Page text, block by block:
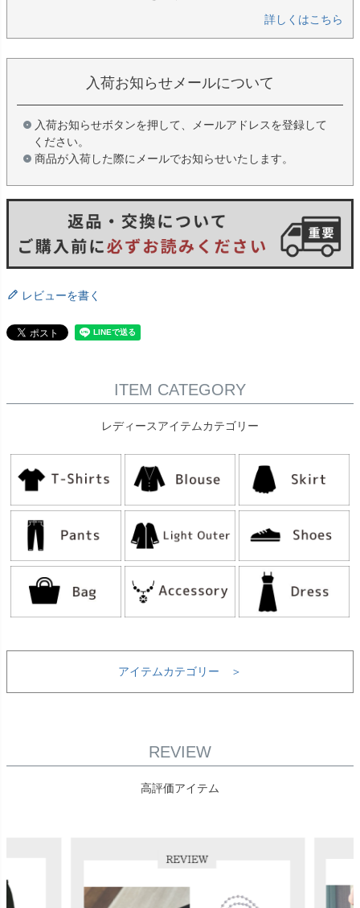
詳しくはこちら
入荷お知らせメールについて
入荷お知らせボタンを押して、メールアドレスを登録して
ください。
商品が入荷した際にメールでお知らせいたします。
レビューを書く
ITEM CATEGORY
レディースアイテムカテゴリー
アイテムカテゴリー ＞
REVIEW
高評価アイテム